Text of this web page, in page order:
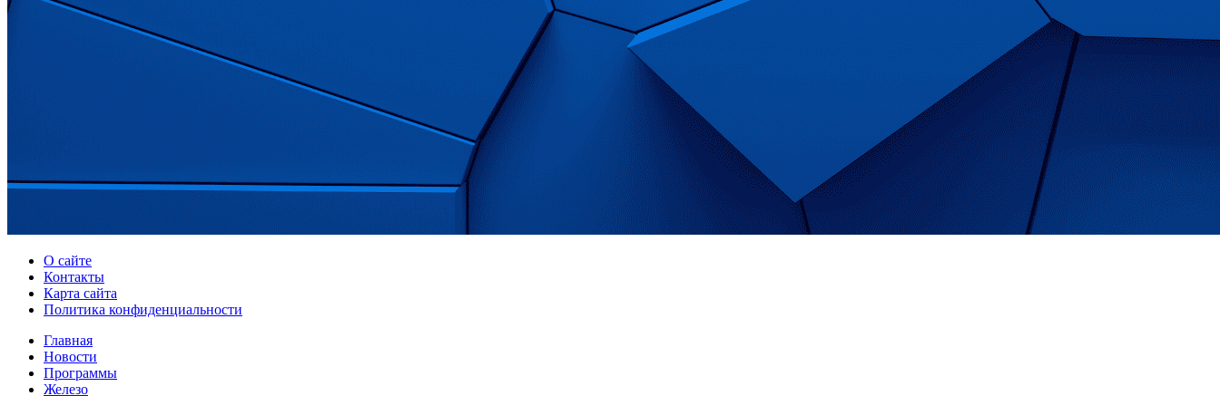
О сайте
Контакты
Карта сайта
Политика конфиденциальности
Главная
Новости
Программы
Железо